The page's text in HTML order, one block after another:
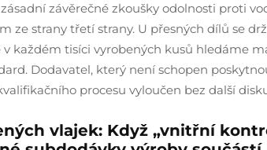
závěrečné zkoušky odolnosti proti
ze strany třetí strany. U přesných dílů se
v každém tisíci vyrobených kusů hledáme
Dodavatel, který není schopen
procesu vyloučen bez další
vlajek: Když „vnitřní